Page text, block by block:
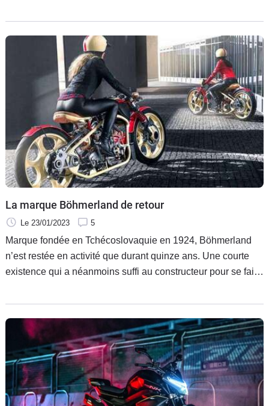
Taxes.
La marque Böhmerland de retour
Le 23/01/2023 5
Marque fondée en Tchécoslovaquie en 1924, Böhmerland
n’est restée en activité que durant quinze ans. Une courte
existence qui a néanmoins suffi au constructeur pour se faire
modèles. Près de cent ans plus tard, la marque est de retour
avec une série ultra-limitée de seulement 10 exemplaires de
la Böhmerland 21.